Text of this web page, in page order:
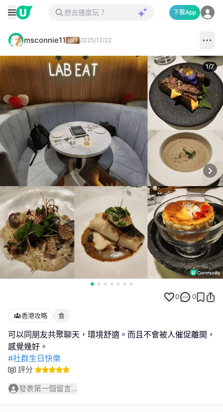
下載App
msconnie11 2025/12/22
1/7
0 0
香港攻略 食
可以同朋友共聚聊天，環境舒適。而且不會被人催促離開，
#社群生日快樂
評分
發表第一個留言...